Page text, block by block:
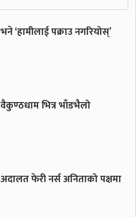
भने ‘हामीलाई पक्राउ नगरियोस्’
वैकुण्ठधाम भित्र भाँडभैलो
अदालत फेरी नर्स अनिताको पक्षमा